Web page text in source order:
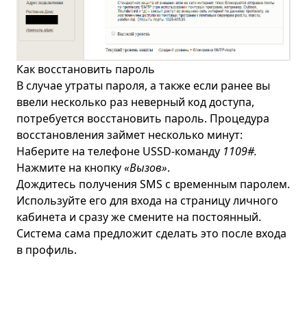
Как восстановить пароль
В случае утраты пароля, а также если ранее вы
ввели несколько раз неверный код доступа,
потребуется восстановить пароль. Процедура
восстановления займет несколько минут:
Наберите на телефоне USSD-команду 1109#.
Нажмите на кнопку«Вызов».
Дождитесь получения SMS с временным паролем.
Используйте его для входа на страницу личного
кабинета и сразу же смените на постоянный.
Система сама предложит сделать это после входа
в профиль.